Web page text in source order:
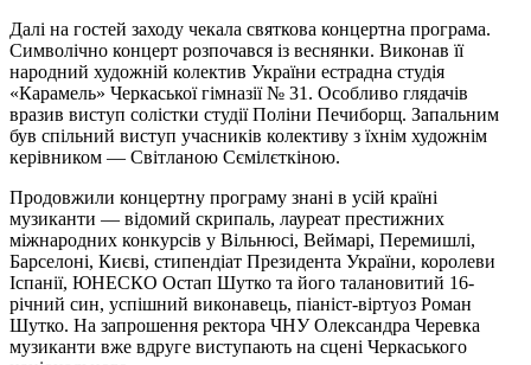
Далі на гостей заходу чекала святкова концертна програма.
Символічно концерт розпочався із веснянки. Виконав її
народний художній колектив України естрадна студія
«Карамель» Черкаської гімназії № 31. Особливо глядачів
вразив виступ солістки студії Поліни Печиборщ. Запальним
був спільний виступ учасників колективу з їхнім художнім
керівником — Світланою Сємілєткіною.
Продовжили концертну програму знані в усій країні
музиканти — відомий скрипаль, лауреат престижних
міжнародних конкурсів у Вільнюсі, Веймарі, Перемишлі,
Барселоні, Києві, стипендіат Президента України, королеви
Іспанії, ЮНЕСКО Остап Шутко та його талановитий 16-
річний син, успішний виконавець, піаніст-віртуоз Роман
Шутко. На запрошення ректора ЧНУ Олександра Черевка
музиканти вже вдруге виступають на сцені Черкаського